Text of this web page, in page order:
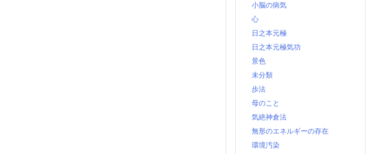
小脳の病気
心
日之本元極
日之本元極気功
景色
未分類
歩法
母のこと
気絶神倉法
無形のエネルギーの存在
環境汚染